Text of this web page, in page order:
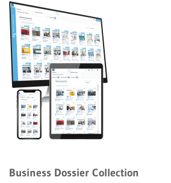
Business Dossier Collection